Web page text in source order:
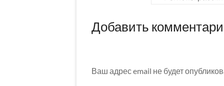
Добавить
Ваш адрес email не будет